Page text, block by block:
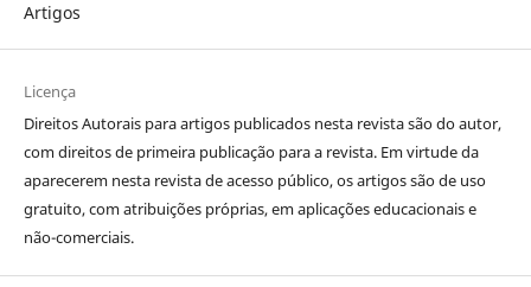
Artigos
Licença
Direitos Autorais para artigos publicados nesta revista são do autor,
com direitos de primeira publicação para a revista. Em virtude da
aparecerem nesta revista de acesso público, os artigos são de uso
gratuito, com atribuições próprias, em aplicações educacionais e
não-comerciais.